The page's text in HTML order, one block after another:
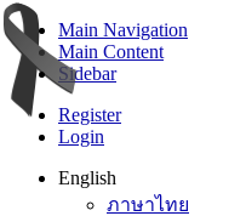
Main Navigation
Main Content
Sidebar
Register
Login
English
ภาษาไทย